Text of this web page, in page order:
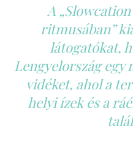
A
ritmusában”
látogatókat,
Lengyelország egy
vidéket, ahol a
helyi ízek és a